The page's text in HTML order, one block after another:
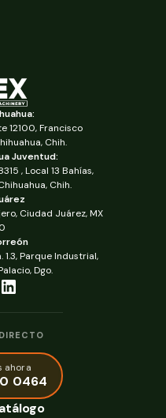
12100, Francisco
Chih.
Juventud:
, Local 13 Bahías,
Chih.
Ciudad Juárez, MX
1.3, Parque Industrial,
Dgo.
ahora
0464